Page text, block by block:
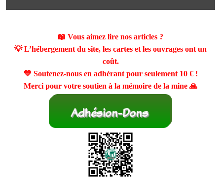
📖 Vous aimez lire nos articles ?
💡 L’hébergement du site, les cartes et les ouvrages ont un
coût.
💛 Soutenez-nous en adhérant pour seulement 10 €!
Merci pour votre soutien à la mémoire de la mine 🙏